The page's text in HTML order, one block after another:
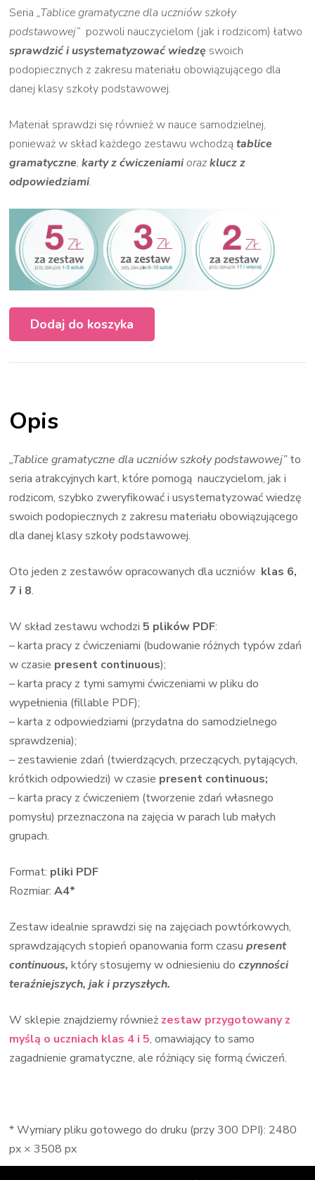
Seria„Tablice gramatyczne dla uczniów szkoły
podstawowej” pozwoli nauczycielom (jak i rodzicom) łatwo
sprawdzić i usystematyzować wiedzę swoich
podopiecznych z zakresu materiału obowiązującego dla
danej klasy szkoły podstawowej.
Materiał sprawdzi się również w nauce samodzielnej,
ponieważ w skład każdego zestawu wchodzą tablice
gramatyczne,kartyz ćwiczeniamiorazklucz z
odpowiedziami.
Dodaj do koszyka
Opis
„Tablice gramatyczne dla uczniów szkoły podstawowej”to
seria atrakcyjnych kart, które pomogą nauczycielom, jak i
rodzicom, szybko zweryfikować i usystematyzować wiedzę
swoich podopiecznych z zakresu materiału obowiązującego
dla danej klasy szkoły podstawowej.
Oto jeden z zestawów opracowanych dla uczniów klas 6,
7 i 8.
W skład zestawu wchodzi5 plików PDF:
– karta pracy z ćwiczeniami (budowanie różnych typów zdań
w czasie present continuous);
– karta pracy z tymi samymi ćwiczeniami w pliku do
wypełnienia (fillable PDF);
– karta z odpowiedziami (przydatna do samodzielnego
sprawdzenia);
– zestawienie zdań (twierdzących, przeczących, pytających,
krótkich odpowiedzi) w czasie present continuous;
– karta pracy z ćwiczeniem (tworzenie zdań własnego
pomysłu) przeznaczona na zajęcia w parach lub małych
grupach.
Format: pliki PDF
Rozmiar:A4*
Zestaw idealnie sprawdzi się na zajęciach powtórkowych,
sprawdzających stopień opanowania form czasupresent
continuous, który stosujemy w odniesieniu doczynności
teraźniejszych, jak i przyszłych.
W sklepie znajdziemy również zestaw przygotowany z
myślą o uczniach klas 4 i 5, omawiający to samo
zagadnienie gramatyczne, ale różniący się formą ćwiczeń.
* Wymiary pliku gotowego do druku (przy 300 DPI): 2480
px × 3508 px